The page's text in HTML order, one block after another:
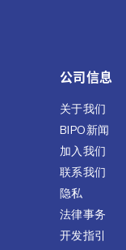
公司信息
关于我们
BIPO新闻​
加入我们
联系我们
隐私
法律事务
开发指引